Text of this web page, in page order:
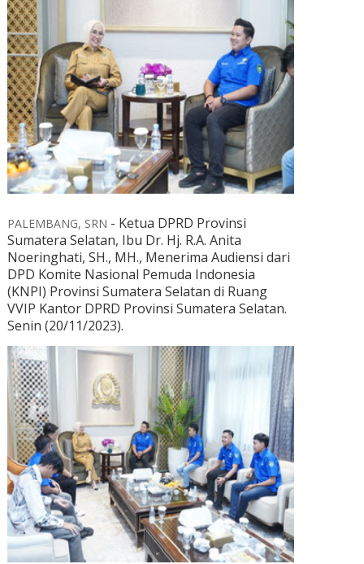
PALEMBANG, SRN - Ketua DPRD Provinsi
Sumatera Selatan, Ibu Dr. Hj. R.A. Anita
Noeringhati, SH., MH., Menerima Audiensi dari
DPD Komite Nasional Pemuda Indonesia
(KNPI) Provinsi Sumatera Selatan di Ruang
VVIP Kantor DPRD Provinsi Sumatera Selatan.
Senin (20/11/2023).